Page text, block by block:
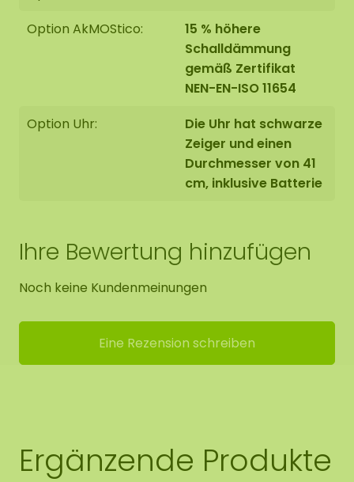
Option AkMOStico:
15 % höhere
Schalldämmung
gemäß Zertifikat
NEN-EN-ISO 11654
Option Uhr:
Die Uhr hat schwarze
Zeiger und einen
Durchmesser von 41
cm, inklusive Batterie
Ihre Bewertung hinzufügen
Noch keine Kundenmeinungen
Eine Rezension schreiben
Ergänzende Produkte